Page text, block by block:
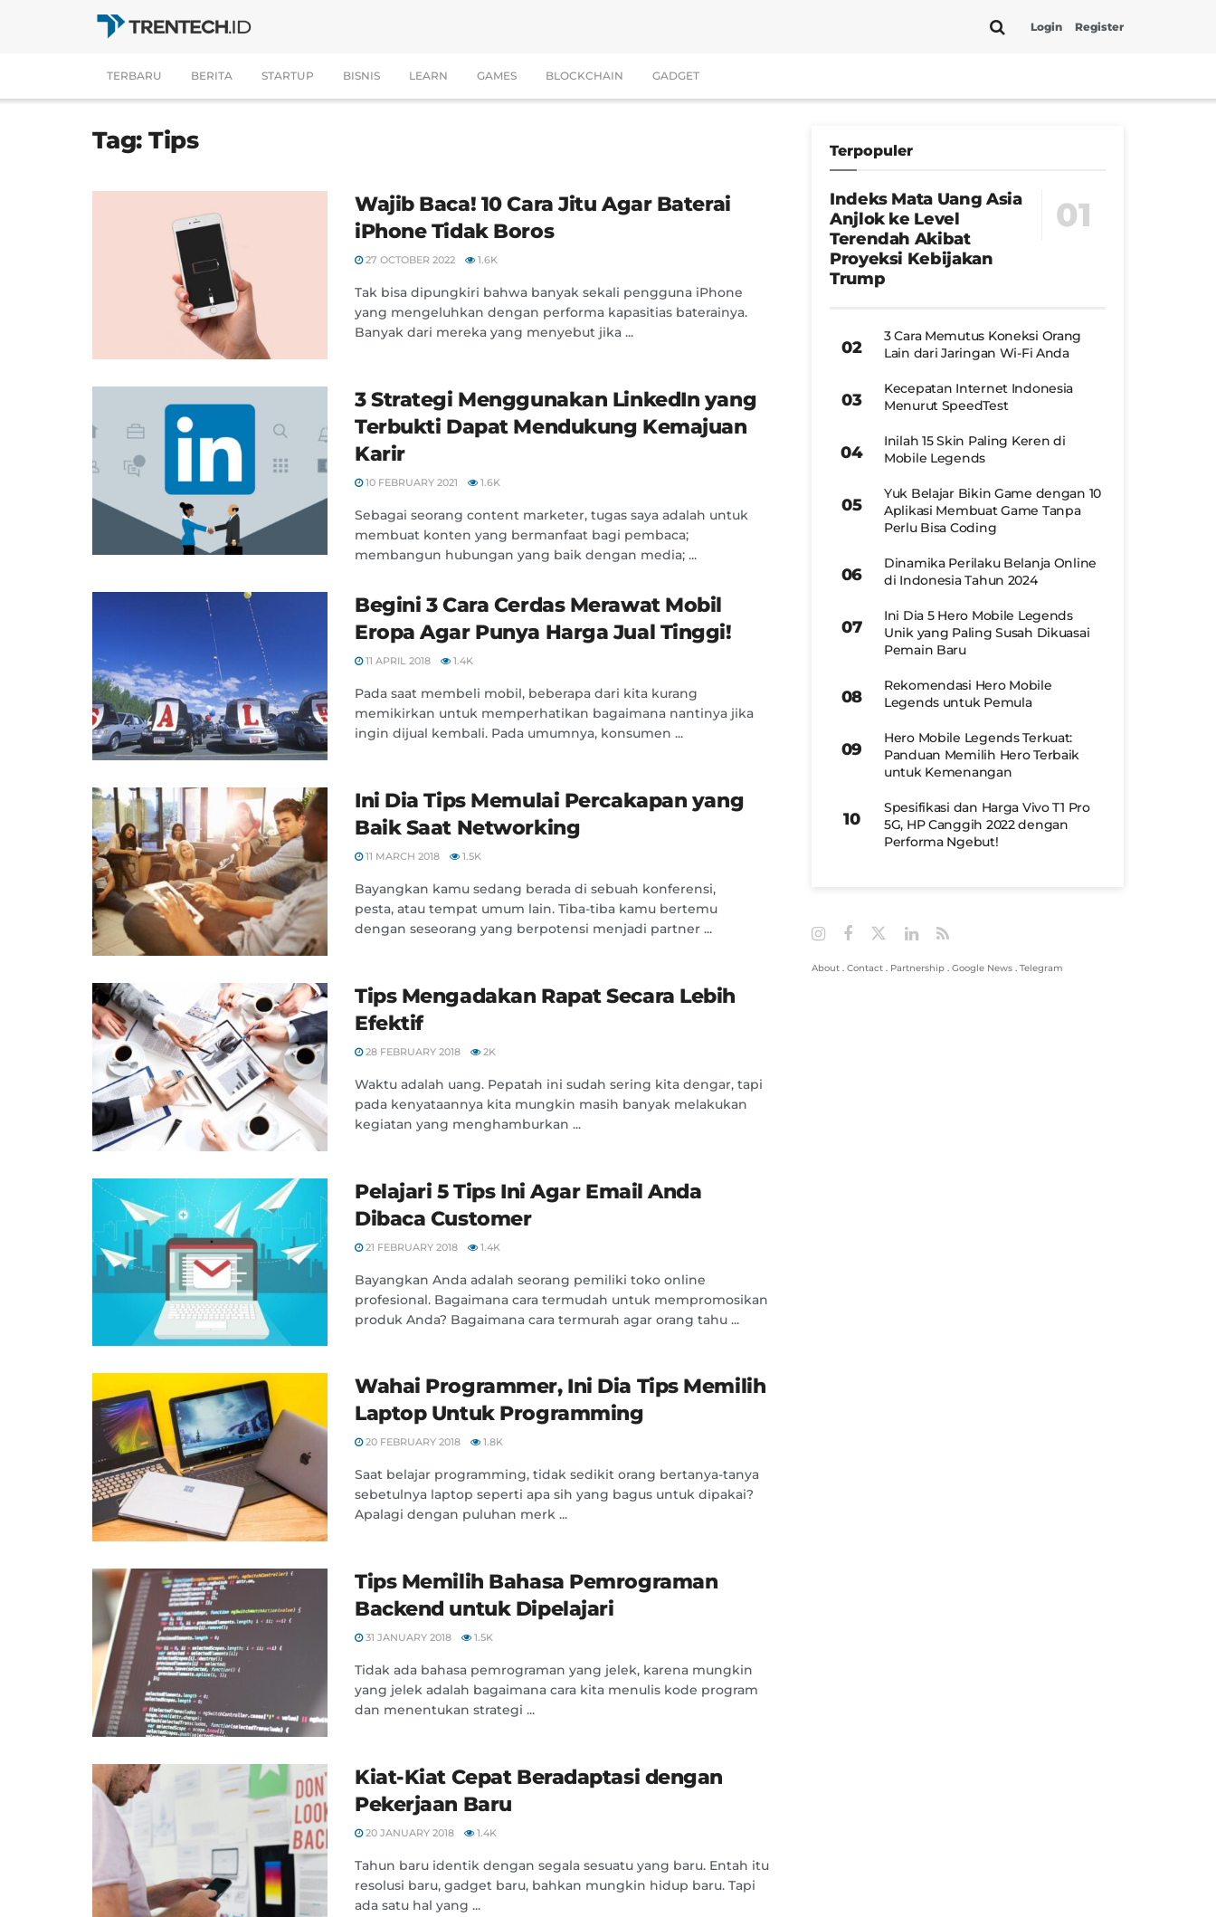
Login Register
TERBARU BERITA STARTUP BISNIS LEARN GAMES BLOCKCHAIN GADGET
Tag:Tips
Wajib Baca! 10 Cara Jitu Agar Baterai
iPhone Tidak Boros
27 OCTOBER 2022 1.6K
Tak bisa dipungkiri bahwa banyak sekali pengguna iPhone
yang mengeluhkan dengan performa kapasitias baterainya.
Banyak dari mereka yang menyebut jika ...
3 Strategi Menggunakan LinkedIn yang
Terbukti Dapat Mendukung Kemajuan
Karir
10 FEBRUARY 2021 1.6K
Sebagai seorang content marketer, tugas saya adalah untuk
membuat konten yang bermanfaat bagi pembaca;
membangun hubungan yang baik dengan media; ...
Begini 3 Cara Cerdas Merawat Mobil
Eropa Agar Punya Harga Jual Tinggi!
11 APRIL 2018 1.4K
Pada saat membeli mobil, beberapa dari kita kurang
memikirkan untuk memperhatikan bagaimana nantinya jika
ingin dijual kembali. Pada umumnya, konsumen ...
Ini Dia Tips Memulai Percakapan yang
Baik Saat Networking
11 MARCH 2018 1.5K
Bayangkan kamu sedang berada di sebuah konferensi,
pesta, atau tempat umum lain. Tiba-tiba kamu bertemu
dengan seseorang yang berpotensi menjadi partner ...
Tips Mengadakan Rapat Secara Lebih
Efektif
28 FEBRUARY 2018 2K
Waktu adalah uang. Pepatah ini sudah sering kita dengar, tapi
pada kenyataannya kita mungkin masih banyak melakukan
kegiatan yang menghamburkan ...
Pelajari 5 Tips Ini Agar Email Anda
Dibaca Customer
21 FEBRUARY 2018 1.4K
Bayangkan Anda adalah seorang pemiliki toko online
profesional. Bagaimana cara termudah untuk mempromosikan
produk Anda? Bagaimana cara termurah agar orang tahu ...
Wahai Programmer, Ini Dia Tips Memilih
Laptop Untuk Programming
20 FEBRUARY 2018 1.8K
Saat belajar programming, tidak sedikit orang bertanya-tanya
sebetulnya laptop seperti apa sih yang bagus untuk dipakai?
Apalagi dengan puluhan merk ...
Tips Memilih Bahasa Pemrograman
Backend untuk Dipelajari
31 JANUARY 2018 1.5K
Tidak ada bahasa pemrograman yang jelek, karena mungkin
yang jelek adalah bagaimana cara kita menulis kode program
dan menentukan strategi ...
Kiat-Kiat Cepat Beradaptasi dengan
Pekerjaan Baru
20 JANUARY 2018 1.4K
Tahun baru identik dengan segala sesuatu yang baru. Entah itu
resolusi baru, gadget baru, bahkan mungkin hidup baru. Tapi
ada satu hal yang ...
Terpopuler
Indeks Mata Uang Asia
Anjlok ke Level
Terendah Akibat
Proyeksi Kebijakan
Trump
3 Cara Memutus Koneksi Orang
Lain dari Jaringan Wi-Fi Anda
Kecepatan Internet Indonesia
Menurut SpeedTest
Inilah 15 Skin Paling Keren di
Mobile Legends
Yuk Belajar Bikin Game dengan 10
Aplikasi Membuat Game Tanpa
Perlu Bisa Coding
Dinamika Perilaku Belanja Online
di Indonesia Tahun 2024
Ini Dia 5 Hero Mobile Legends
Unik yang Paling Susah Dikuasai
Pemain Baru
Rekomendasi Hero Mobile
Legends untuk Pemula
Hero Mobile Legends Terkuat:
Panduan Memilih Hero Terbaik
untuk Kemenangan
Spesifikasi dan Harga Vivo T1 Pro
5G, HP Canggih 2022 dengan
Performa Ngebut!
About . Contact . Partnership . Google News . Telegram